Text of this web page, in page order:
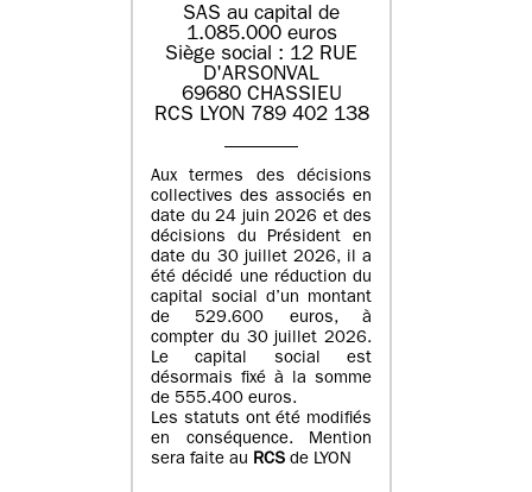
SAS au capital de
1.085.000 euros
Siège social : 12 RUE
D'ARSONVAL
69680 CHASSIEU
RCS LYON 789 402 138
Aux termes des décisions
collectives des associés en
date du 24 juin 2026 et des
décisions du Président en
date du 30 juillet 2026, il a
été décidé une réduction du
capital social d’un montant
de 529.600 euros, à
compter du 30 juillet 2026.
Le capital social est
désormais fixé à la somme
de 555.400 euros.
Les statuts ont été modifiés
en conséquence. Mention
sera faite au RCS de LYON